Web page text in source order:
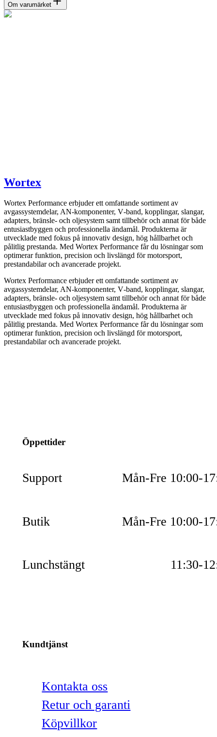
Om varumärket
Wortex
Wortex Performance erbjuder ett omfattande sortiment av
avgassystemdelar, AN-komponenter, V‑band, kopplingar, slangar,
adapters, bränsle- och oljesystem samt tillbehör och annat för både
entusiastbyggen och professionella ändamål. Produkterna är
utvecklade med fokus på innovativ design, hög hållbarhet och
pålitlig prestanda. Med Wortex Performance får du lösningar som
optimerar funktion, precision och livslängd för motorsport,
prestandabilar och avancerade projekt.
Wortex Performance erbjuder ett omfattande sortiment av
avgassystemdelar, AN-komponenter, V‑band, kopplingar, slangar,
adapters, bränsle- och oljesystem samt tillbehör och annat för både
entusiastbyggen och professionella ändamål. Produkterna är
utvecklade med fokus på innovativ design, hög hållbarhet och
pålitlig prestanda. Med Wortex Performance får du lösningar som
optimerar funktion, precision och livslängd för motorsport,
prestandabilar och avancerade projekt.
Öppettider
Support Mån-Fre 10:00-
Butik Mån-Fre 10:00-
Lunchstängt 11:30-
Kundtjänst
Kontakta oss
Retur och garanti
Köpvillkor